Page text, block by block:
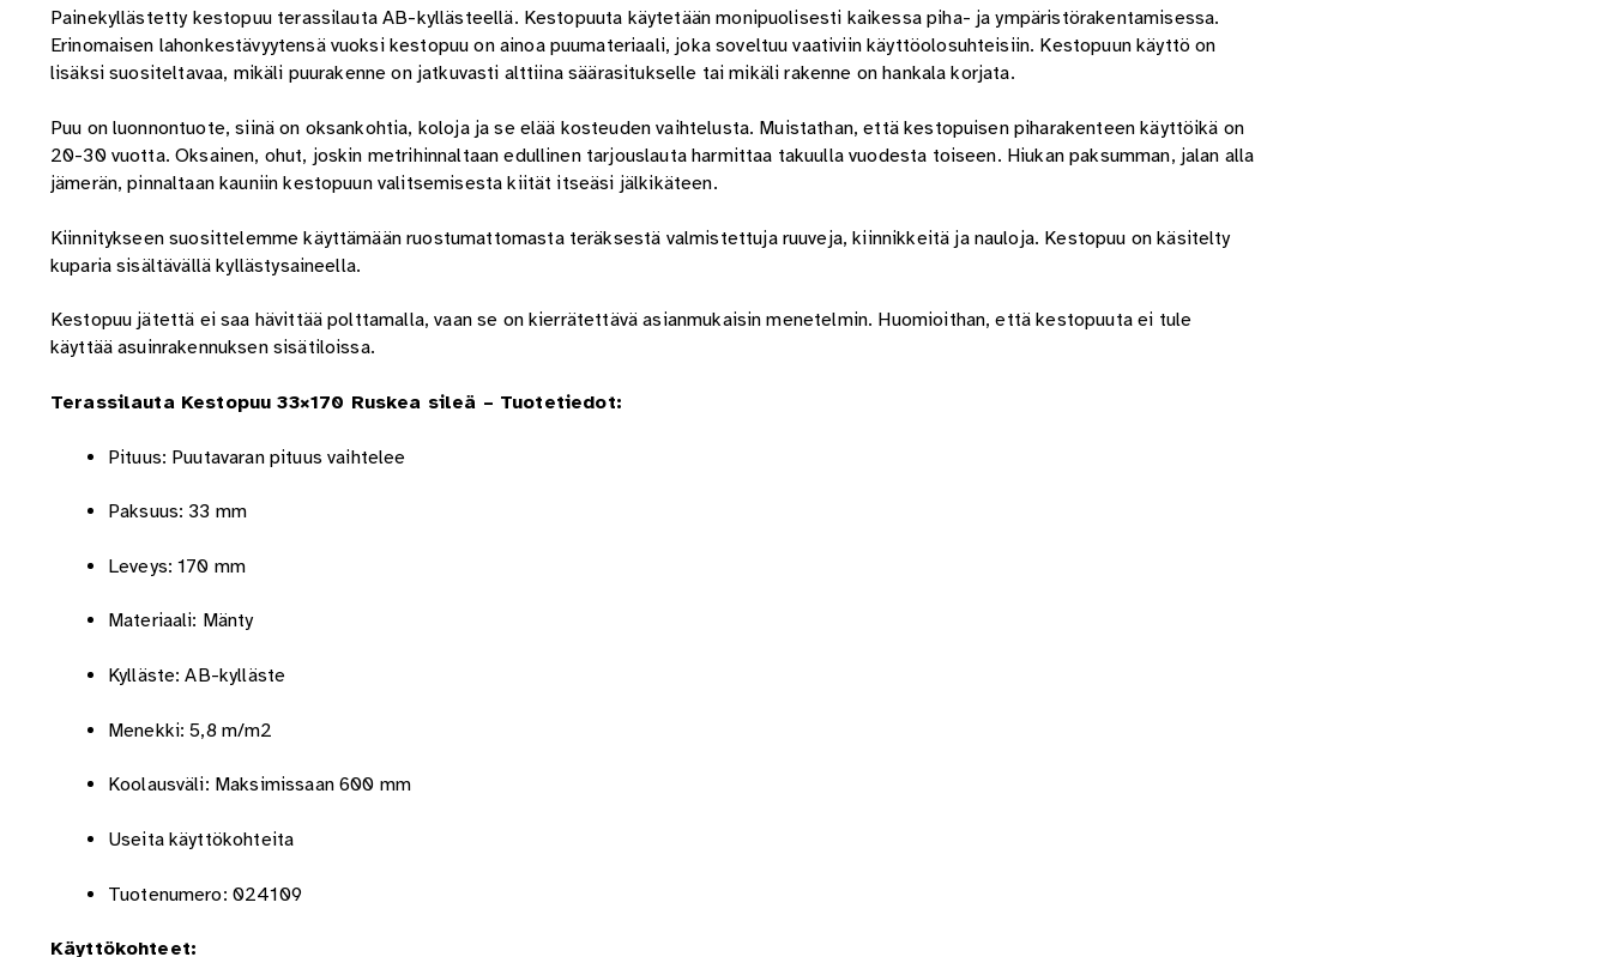
Painekyllästetty kestopuu terassilauta AB-kyllästeellä. Kestopuuta käytetään monipuolisesti kaikessa piha- ja ympäristörakentamisessa.
Erinomaisen lahonkestävyytensä vuoksi kestopuu on ainoa puumateriaali, joka soveltuu vaativiin käyttöolosuhteisiin. Kestopuun käyttö on
lisäksi suositeltavaa, mikäli puurakenne on jatkuvasti alttiina säärasitukselle tai mikäli rakenne on hankala korjata.
Puu on luonnontuote, siinä on oksankohtia, koloja ja se elää kosteuden vaihtelusta. Muistathan, että kestopuisen piharakenteen käyttöikä on
20-30 vuotta. Oksainen, ohut, joskin metrihinnaltaan edullinen tarjouslauta harmittaa takuulla vuodesta toiseen. Hiukan paksumman, jalan alla
jämerän, pinnaltaan kauniin kestopuun valitsemisesta kiität itseäsi jälkikäteen.
Kiinnitykseen suosittelemme käyttämään ruostumattomasta teräksestä valmistettuja ruuveja, kiinnikkeitä ja nauloja. Kestopuu on käsitelty
kuparia sisältävällä kyllästysaineella.
Kestopuu jätettä ei saa hävittää polttamalla, vaan se on kierrätettävä asianmukaisin menetelmin. Huomioithan, että kestopuuta ei tule
käyttää asuinrakennuksen sisätiloissa.
Terassilauta Kestopuu 33×170 Ruskea sileä – Tuotetiedot:
Pituus: Puutavaran pituus vaihtelee
Paksuus: 33 mm
Leveys: 170 mm
Materiaali: Mänty
Kylläste: AB-kylläste
Menekki: 5,8 m/m2
Koolausväli: Maksimissaan 600 mm
Useita käyttökohteita
Tuotenumero: 024109
Käyttökohteet: